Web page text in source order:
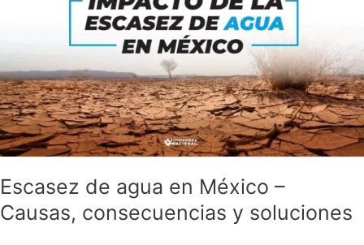
Escasez de agua en México –
Causas, consecuencias y soluciones
–
Causas,
consecuencias
y
soluciones